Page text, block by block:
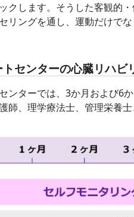
クします。そうした客観的
リングを通し、運動だけで
トセンターの心臓リハビ
ンターでは、3か月および6
師、理学療法士、管理栄養